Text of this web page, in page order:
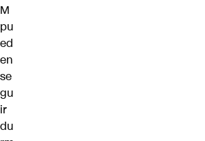
M
pu
ed
en
se
gu
ir
du